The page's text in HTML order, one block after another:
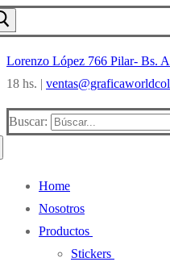
Lorenzo López 766 Pilar- Bs.
18 hs. |
Buscar:
Home
Nosotros
Productos
Stickers